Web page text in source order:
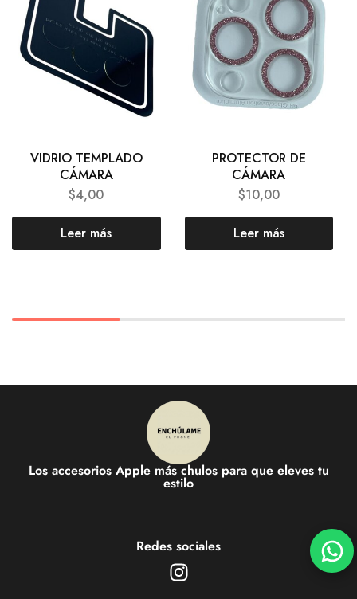
VIDRIO TEMPLADO
CÁMARA
$4,00
Leer más
PROTECTOR DE
CÁMARA
$10,00
Leer más
Los accesorios Apple más chulos para que eleves tu
estilo
Redes sociales